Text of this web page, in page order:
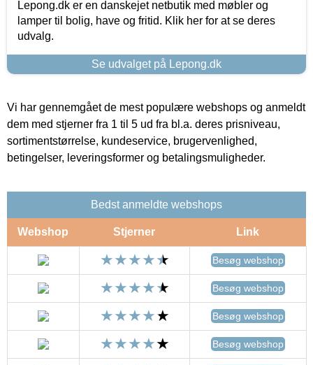
Lepong.dk er en danskejet netbutik med møbler og
lamper til bolig, have og fritid. Klik her for at se deres
udvalg.
Se udvalget på Lepong.dk
Vi har gennemgået de mest populære webshops og anmeldt
dem med stjerner fra 1 til 5 ud fra bl.a. deres prisniveau,
sortimentstørrelse, kundeservice, brugervenlighed,
betingelser, leveringsformer og betalingsmuligheder.
Bedst anmeldte webshops
Webshop Stjerner Link
Besøg webshop
Besøg webshop
Besøg webshop
Besøg webshop